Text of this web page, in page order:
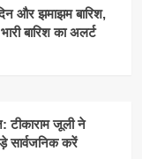
और झमाझम बारिश,
बारिश का अलर्ट
टीकाराम जूली ने
सार्वजनिक करें